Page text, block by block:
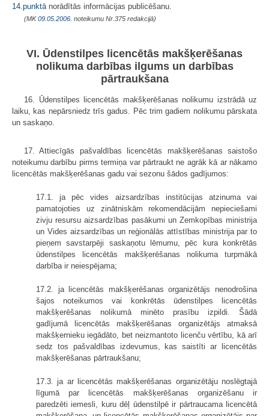
14.punktā norādītās informācijas publicēšanu.
(MK09.05.2006. noteikumu Nr.375 redakcijā)
VI. Ūdenstilpes licencētās makšķerēšanas
nolikuma darbības ilgums un darbības
pārtraukšana
16. Ūdenstilpes licencētās makšķerēšanas nolikumu izstrādā uz
laiku, kas nepārsniedz trīs gadus. Pēc trim gadiem nolikumu pārskata
un saskaņo.
17. Attiecīgās pašvaldības licencētās makšķerēšanas saistošo
noteikumu darbību pirms termiņa var pārtraukt ne agrāk kā ar nākamo
licencētās makšķerēšanas gadu vai sezonu šādos gadījumos:
17.1. ja pēc vides aizsardzības institūcijas atzinuma vai
pamatojoties uz zinātniskām rekomendācijām nepieciešami
zivju resursu aizsardzības pasākumi un Zemkopības ministrija
un Vides aizsardzības un reģionālās attīstības ministrija par to
pieņem savstarpēji saskaņotu lēmumu, pēc kura konkrētās
ūdenstilpes licencētās makšķerēšanas nolikuma turpmākā
darbība ir neiespējama;
17.2. ja licencētās makšķerēšanas organizētājs nenodrošina
šajos noteikumos vai konkrētās ūdenstilpes licencētās
makšķerēšanas nolikumā minēto prasību izpildi. Šādā
gadījumā licencētās makšķerēšanas organizētājs atmaksā
makšķernieku iegādāto, bet neizmantoto licenču vērtību, kā arī
sedz tos pašvaldības izdevumus, kas saistīti ar licencētās
makšķerēšanas pārtraukšanu;
17.3. ja ar licencētās makšķerēšanas organizētāju noslēgtajā
līgumā par licencētās makšķerēšanas organizēšanu ir
paredzēti iemesli, kuru dēļ ūdenstilpē ir pārtraucama licencētā